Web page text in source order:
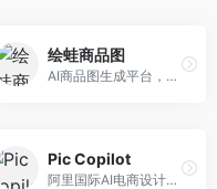
绘蛙商品图
AI商品图生成平台，支持模特换装和场景生成。面向电商卖家，提供商品上身效果展示、场景化商品图生成等服务，电商营销效果显著。
Pic Copilot
阿里国际AI电商设计工具，专注于跨境电商。面向跨境电商卖家，提供商品图优化、营销海报生成、多语言适配等服务，海外市场适配性强。